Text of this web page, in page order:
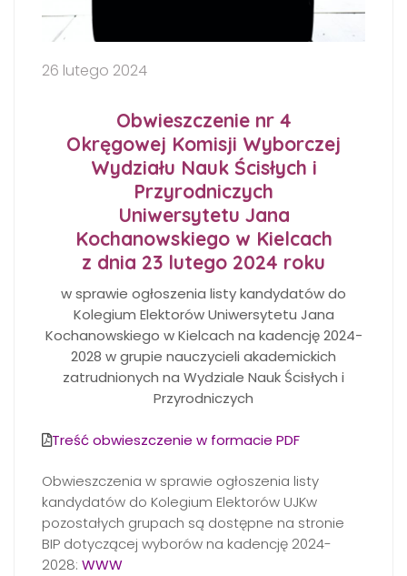
26 lutego 2024
Obwieszczenie nr 4
Okręgowej Komisji Wyborczej
Wydziału Nauk Ścisłych i
Przyrodniczych
Uniwersytetu Jana
Kochanowskiego w Kielcach
z dnia 23 lutego 2024 roku
w sprawie ogłoszenia listy kandydatów do
Kolegium Elektorów Uniwersytetu Jana
Kochanowskiego w Kielcach na kadencję 2024-
2028 w grupie nauczycieli akademickich
zatrudnionych na Wydziale Nauk Ścisłych i
Przyrodniczych
Treść obwieszczenie w formacie PDF
Obwieszczenia w sprawie ogłoszenia listy
kandydatów do Kolegium Elektorów UJKw
pozostałych grupach są dostępne na stronie
BIP dotyczącej wyborów na kadencję 2024-
2028: WWW